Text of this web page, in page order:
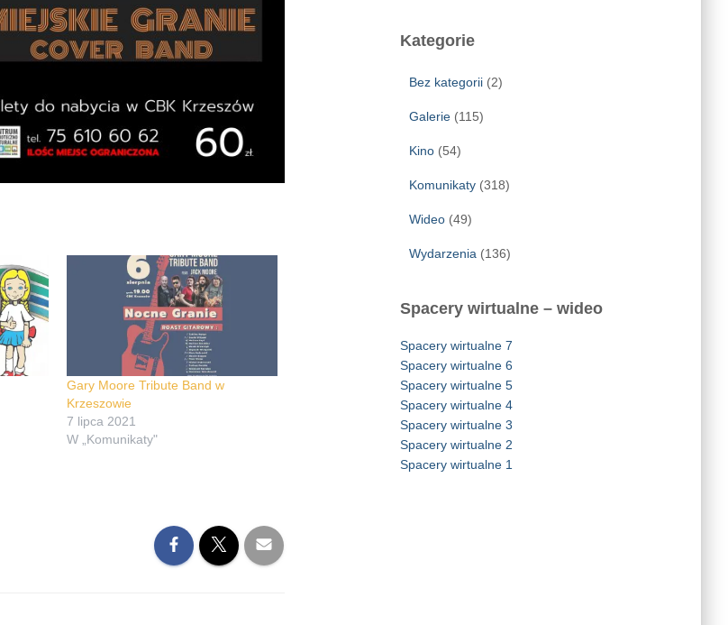
Gary Moore Tribute Band w
Krzeszowie
7 lipca 2021
W „Komunikaty"
Kategorie
Bez kategorii(2)
Galerie(115)
Kino(54)
Komunikaty(318)
Wideo(49)
Wydarzenia(136)
Spacery wirtualne – wideo
Spacery wirtualne 7
Spacery wirtualne 6
Spacery wirtualne 5
Spacery wirtualne 4
Spacery wirtualne 3
Spacery wirtualne 2
Spacery wirtualne 1